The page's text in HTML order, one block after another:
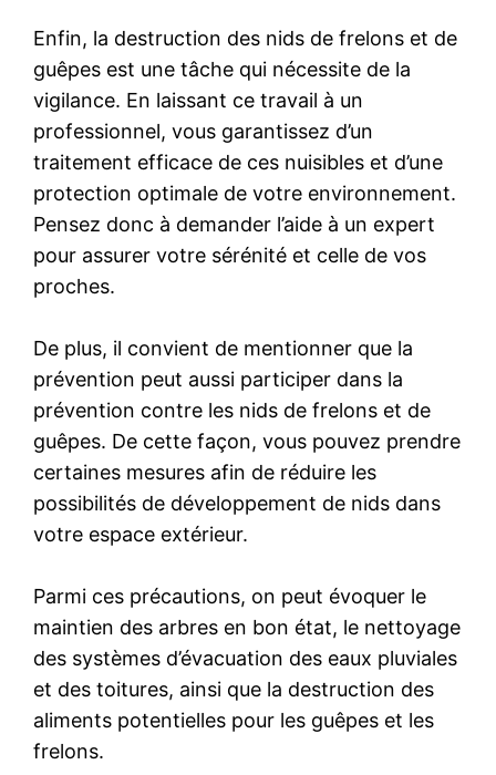
Enfin, la destruction des nids de frelons et de
guêpes est une tâche qui nécessite de la
vigilance. En laissant ce travail à un
professionnel, vous garantissez d’un
traitement efficace de ces nuisibles et d’une
protection optimale de votre environnement.
Pensez donc à demander l’aide à un expert
pour assurer votre sérénité et celle de vos
proches.
De plus, il convient de mentionner que la
prévention peut aussi participer dans la
prévention contre les nids de frelons et de
guêpes. De cette façon, vous pouvez prendre
certaines mesures afin de réduire les
possibilités de développement de nids dans
votre espace extérieur.
Parmi ces précautions, on peut évoquer le
maintien des arbres en bon état, le nettoyage
des systèmes d’évacuation des eaux pluviales
et des toitures, ainsi que la destruction des
aliments potentielles pour les guêpes et les
frelons.